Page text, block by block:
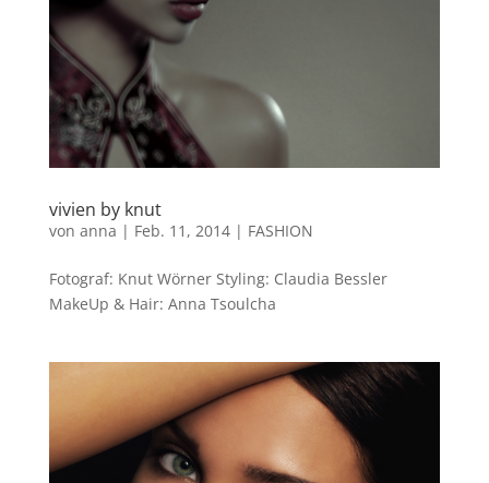
vivien by knut
von anna | Feb. 11, 2014| FASHION
Fotograf: Knut Wörner Styling: Claudia Bessler
MakeUp & Hair: Anna Tsoulcha